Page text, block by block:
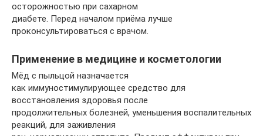
осторожностью при сахарном
диабете. Перед началом приёма лучше
проконсультироваться с врачом.
Применение в медицине и косметологии
Мёд с пыльцой назначается
как иммуностимулирующее средство для
восстановления здоровья после
продолжительных болезней, уменьшения воспалительных
реакций, для заживления